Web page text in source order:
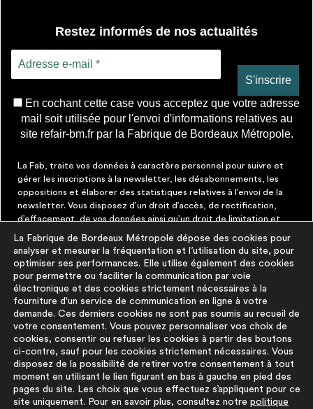
Restez informés de nos actualités
En cochant cette case vous acceptez que votre adresse
mail soit utilisée pour l'envoi d'informations relatives au
site refair-bm.fr par la Fabrique de Bordeaux Métropole.
La Fab, traite vos données à caractère personnel pour suivre et
gérer les inscriptions à la newsletter, les désabonnements, les
oppositions et élaborer des statistiques relatives à l’envoi de la
newsletter. Vous disposez d’un droit d’accès, de rectification,
d’effacement, de vos données ainsi qu’un droit de limitation et
moment faire cesser ces communications en cliquant sur le lien de
désinscription figurant dans chaque message. Vous pouvez
exercer ces droits par courrier électronique à contact@lafab-
bm.fr. Pour en savoir plus sur le traitement de vos données,
cliquezici
À PROPOS
La démarche
La base du
réemploi
PLUS D'INFORMATIONS
Mentions légales
Politique de
protection des
La Fabrique de Bordeaux Métropole dépose des cookies pour
analyser et mesurer la fréquentation et l’utilisation du site, pour
optimiser ses performances. Elle utilise également des cookies
pour permettre ou faciliter la communication par voie
électronique et des cookies strictement nécessaires à la
fourniture d'un service de communication en ligne à votre
demande. Ces derniers cookies ne sont pas soumis au recueil de
votre consentement. Vous pouvez personnaliser vos choix de
cookies, consentir ou refuser les cookies à partir des boutons
ci-contre, sauf pour les cookies strictement nécessaires. Vous
disposez de la possibilité de retirer votre consentement à tout
moment en utilisant le lien figurant en bas à gauche en pied des
pages du site. Les choix que vous effectuez s’appliquent pour ce
site uniquement. Pour en savoir plus, consultez notre politique